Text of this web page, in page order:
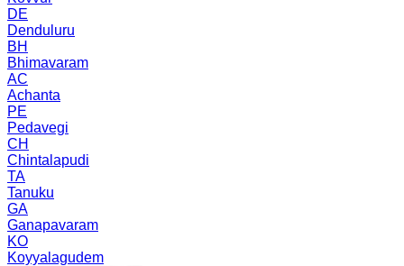
DE
Denduluru
BH
Bhimavaram
AC
Achanta
PE
Pedavegi
CH
Chintalapudi
TA
Tanuku
GA
Ganapavaram
KO
Koyyalagudem